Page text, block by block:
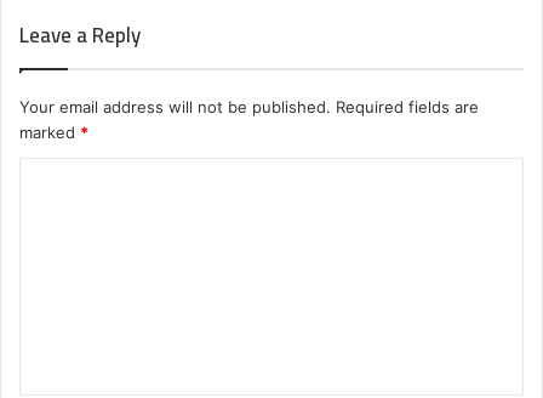
Leave a Reply
Your email address will not be published. Required fields are
marked *
t